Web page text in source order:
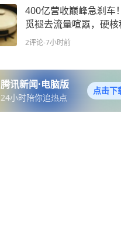
400亿营收巅峰急刹车
觅褪去流量喧嚣，硬核
终归本心？
2评论-7小时前
腾讯新闻·电脑版
24小时陪你追热点
点击下